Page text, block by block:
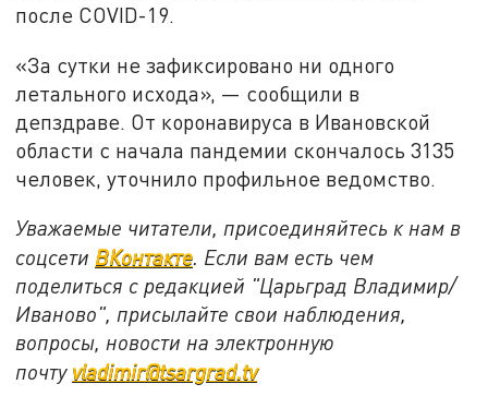
после COVID-19.
«За сутки не зафиксировано ни одного
летального исхода», — сообщили в
депздраве. От коронавируса в Ивановской
области с начала пандемии скончалось 3135
человек, уточнило профильное ведомство.
Уважаемые читатели, присоединяйтесь к нам в
соцсети ВКонтакте. Если вам есть чем
поделиться с редакцией "Царьград Владимир/
Иваново", присылайте свои наблюдения,
вопросы, новости на электронную
почту vladimir@tsargrad.tv